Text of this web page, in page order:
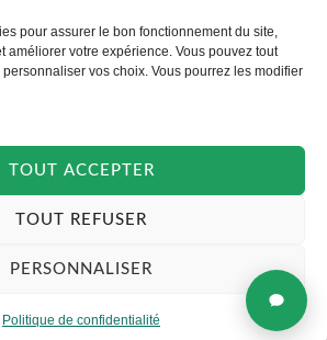
pour assurer le bon fonctionnement du site,
améliorer votre expérience. Vous pouvez tout
vos choix. Vous pourrez les modifier
TOUT ACCEPTER
TOUT REFUSER
PERSONNALISER
Politique de confidentialité
© 2026 TAKOORI.